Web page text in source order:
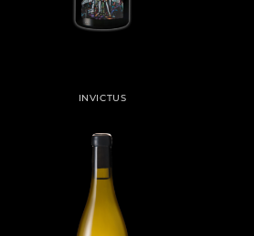
INVICTUS